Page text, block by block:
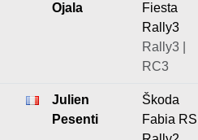
Ojala
Fiesta
Rally3
Rally3 |
RC3
Julien
Pesenti
Škoda
Fabia RS